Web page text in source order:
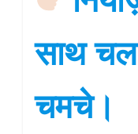
साथ
चमचे।